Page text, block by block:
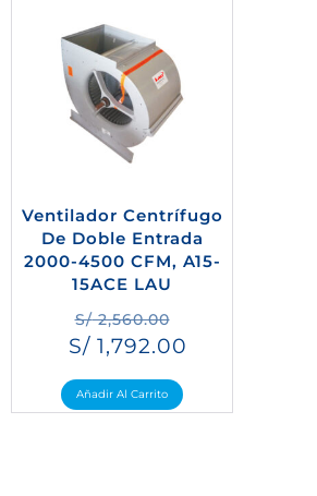
Ventilador Centrífugo
De Doble Entrada
2000-4500 CFM, A15-
15ACE LAU
S/2,560.00
S/ 1,792.00
Añadir Al Carrito